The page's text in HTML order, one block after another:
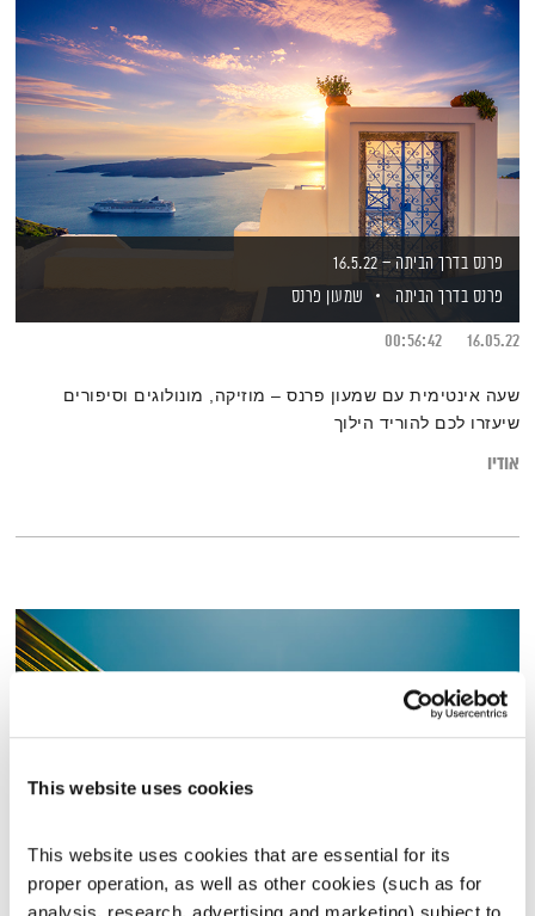
This website uses cookies
This website uses cookies that are essential for its
proper operation, as well as other cookies (such as for
analysis, research, advertising and marketing) subject to
פרנס בדרך הביתה – 16.5.22
פרנס בדרך הביתה
שמעון פרנס
16.05.22
00:56:42
שעה אינטימית עם שמעון פרנס – מוזיקה, מונולוגים וסיפורים
שיעזרו לכם להוריד הילוך
אודיו
הכל כאן – 13.6.17